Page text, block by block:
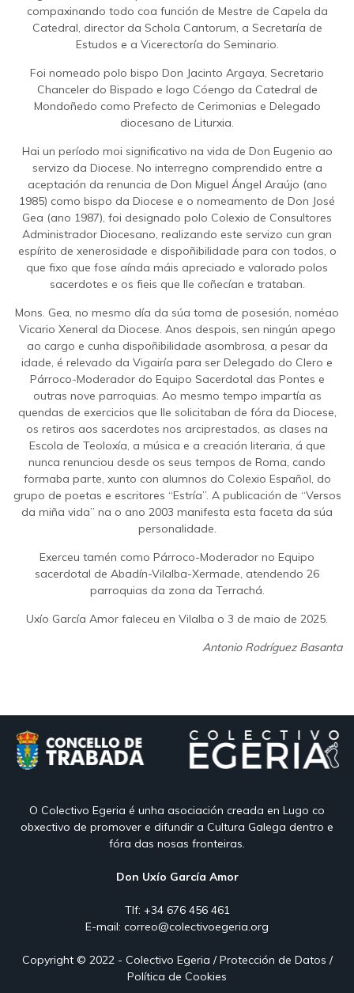
compaxinando todo coa función de Mestre de Capela da
Catedral, director da Schola Cantorum, a Secretaría de
Estudos e a Vicerectoría do Seminario.
Foi nomeado polo bispo Don Jacinto Argaya, Secretario
Chanceler do Bispado e logo Cóengo da Catedral de
Mondoñedo como Prefecto de Cerimonias e Delegado
diocesano de Liturxia.
Hai un período moi significativo na vida de Don Eugenio ao
servizo da Diocese. No interregno comprendido entre a
aceptación da renuncia de Don Miguel Ángel Araújo (ano
1985) como bispo da Diocese e o nomeamento de Don José
Gea (ano 1987), foi designado polo Colexio de Consultores
Administrador Diocesano, realizando este servizo cun gran
espírito de xenerosidade e dispoñibilidade para con todos, o
que fixo que fose aínda máis apreciado e valorado polos
sacerdotes e os fieis que lle coñecían e trataban.
Mons. Gea, no mesmo día da súa toma de posesión, noméao
Vicario Xeneral da Diocese. Anos despois, sen ningún apego
ao cargo e cunha dispoñibilidade asombrosa, a pesar da
idade, é relevado da Vigairía para ser Delegado do Clero e
Párroco-Moderador do Equipo Sacerdotal das Pontes e
outras nove parroquias. Ao mesmo tempo impartía as
quendas de exercicios que lle solicitaban de fóra da Diocese,
os retiros aos sacerdotes nos arciprestados, as clases na
Escola de Teoloxía, a música e a creación literaria, á que
nunca renunciou desde os seus tempos de Roma, cando
formaba parte, xunto con alumnos do Colexio Español, do
grupo de poetas e escritores “Estría”. A publicación de “Versos
da miña vida” na o ano 2003 manifesta esta faceta da súa
personalidade.
Exerceu tamén como Párroco-Moderador no Equipo
sacerdotal de Abadín-Vilalba-Xermade, atendendo 26
parroquias da zona da Terrachá.
Uxío García Amor faleceu en Vilalba o 3 de maio de 2025.
Antonio Rodríguez Basanta
O Colectivo Egeria é unha asociación creada en Lugo co
obxectivo de promover e difundir a Cultura Galega dentro e
fóra das nosas fronteiras.
Don Uxío García Amor
Tlf: +34 676 456 461
E-mail: correo@colectivoegeria.org
Copyright © 2022 - Colectivo Egeria /Protección de Datos /
Política de Cookies